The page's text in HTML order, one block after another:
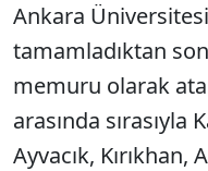
Ankara
tamamladıktan
memuru olarak
arasında sırasıyla
Ayvacık,